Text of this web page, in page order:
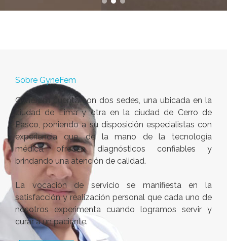
Sobre GyneFem
Gynefem cuenta con dos sedes, una ubicada en la
ciudad de Lima y otra en la ciudad de Cerro de
Pasco, poniendo a su disposición especialistas con
experiencia que, de la mano de la tecnología
médica, ofrecen diagnósticos confiables y
brindando una atención de calidad.
La vocación de servicio se manifiesta en la
satisfacción y realización personal que cada uno de
nosotros experimenta cuando logramos servir y
curar a un paciente.